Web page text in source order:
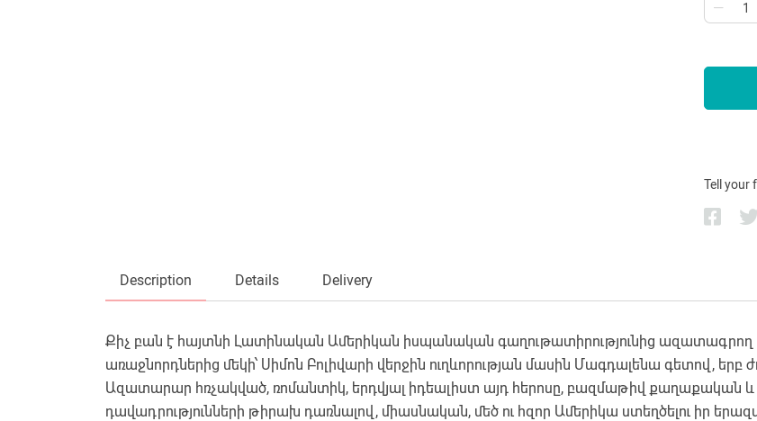
Tell your
Description Details Delivery
Քիչ բան է հայտնի Լատինական Ամերիկան իսպանական գաղութատիրությունից ազատագրող
առաջնորդներից մեկի՝ Սիմոն Բոլիվարի վերջին ուղևորության մասին Մագդալենա գետով, երբ
Ազատարար հռչակված, ռոմանտիկ, երդվյալ իդեալիստ այդ հերոսը, բազմաթիվ քաղաքական
դավադրությունների թիրախ դառնալով, միասնական, մեծ ու հզոր Ամերիկա ստեղծելու իր